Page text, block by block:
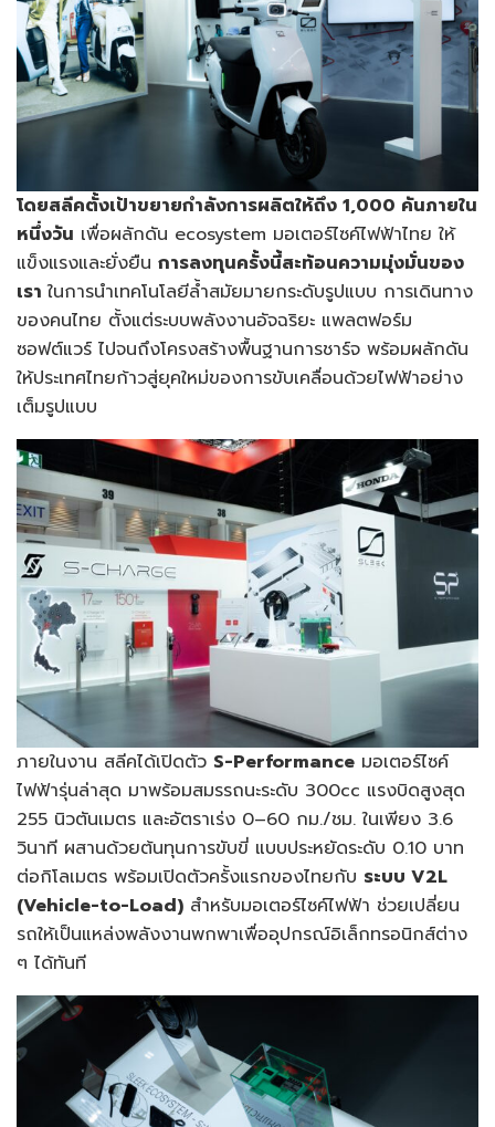
โดยสลีคตั้งเป้าขยายกำลังการผลิตให้ถึง 1,000 คันภายใน
หนึ่งวัน เพื่อผลักดัน ecosystem มอเตอร์ไซค์ไฟฟ้าไทย ให้
แข็งแรงและยั่งยืน การลงทุนครั้งนี้สะท้อนความมุ่งมั่นของ
เราในการนำเทคโนโลยีล้ำสมัยมายกระดับรูปแบบ การเดินทาง
ของคนไทย ตั้งแต่ระบบพลังงานอัจฉริยะ แพลตฟอร์ม
ซอฟต์แวร์ ไปจนถึงโครงสร้างพื้นฐานการชาร์จ พร้อมผลักดัน
ให้ประเทศไทยก้าวสู่ยุคใหม่ของการขับเคลื่อนด้วยไฟฟ้าอย่าง
เต็มรูปแบบ
ภายในงาน สลีคได้เปิดตัว S-Performance มอเตอร์ไซค์
ไฟฟ้ารุ่นล่าสุด มาพร้อมสมรรถนะระดับ 300cc แรงบิดสูงสุด
255 นิวตันเมตร และอัตราเร่ง 0–60 กม./ชม. ในเพียง 3.6
วินาที ผสานด้วยต้นทุนการขับขี่ แบบประหยัดระดับ 0.10 บาท
ต่อกิโลเมตร พร้อมเปิดตัวครั้งแรกของไทยกับ ระบบ V2L
(Vehicle-to-Load) สำหรับมอเตอร์ไซค์ไฟฟ้า ช่วยเปลี่ยน
รถให้เป็นแหล่งพลังงานพกพาเพื่ออุปกรณ์อิเล็กทรอนิกส์ต่าง
ๆ ได้ทันที